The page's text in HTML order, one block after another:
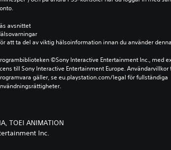
avsnittet
att ta del av viktig hälsoinformation innan du använder
©Sony Interactive Entertainment Inc., med
till Sony Interactive Entertainment Europe. Användarvillkor
gäller, se eu.playstation.com/legal för fullständiga
TOEI ANIMATION
Inc.